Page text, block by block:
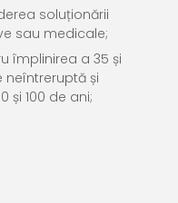
soluționării
sau medicale;
împlinirea a 35 și
neîntreruptă și
și 100 de ani;